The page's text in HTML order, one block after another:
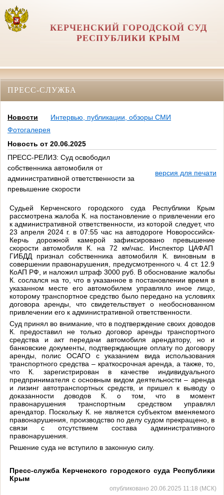
КЕРЧЕНСКИЙ ГОРОДСКОЙ СУД
РЕСПУБЛИКИ КРЫМ
ПРЕСС-СЛУЖБА
Новости
Интервью, публикации, обзоры СМИ
Фотогалерея
Новость от 20.06.2025
ПРЕСС-РЕЛИЗ: Суд освободил
собственника автомобиля от
административной ответственности за
превышение скорости
версия для печати
Судьей Керченского городского суда Республики Крым
рассмотрена жалоба К. на постановление о привлечении его
к административной ответственности, из которой следует, что
23 апреля 2024 г. в 07:55 час на автодороге Новороссийск-
Керчь дорожной камерой зафиксировано превышение
скорости автомобиля К. на 72 км\час. Инспектор ЦАФАП
ГИБДД признал собственника автомобиля К. виновным в
совершении правонарушения, предусмотренного ч. 4 ст. 12.9
КоАП РФ, и наложил штраф 3000 руб. В обоснование жалобы
К. сослался на то, что в указанное в постановлении время в
указанном месте его автомобилем управляло иное лицо,
которому транспортное средство было передано на условиях
договора аренды, что свидетельствует о необоснованном
привлечении его к административной ответственности.
Суд принял во внимание, что в подтверждение своих доводов
К. предоставил не только договор аренды транспортного
средства и акт передачи автомобиля арендатору, но и
банковские документы, подтверждающие оплату по договору
аренды, полис ОСАГО с указанием вида использования
транспортного средства – краткосрочная аренда, а также, то,
что К. зарегистрирован в качестве индивидуального
предпринимателя с основным видом деятельности – аренда
и лизинг автотранспортных средств, и пришел к выводу о
доказанности доводов К. о том, что в момент
правонарушения транспортным средством управлял
арендатор. Поскольку К. не является субъектом вменяемого
правонарушения, производство по делу судом прекращено, в
связи с отсутствием состава административного
правонарушения.
Решение суда не вступило в законную силу.
Пресс-служба Керченского городского суда Республики
Крым
опубликовано 20.06.2025 11:18 (МСК)